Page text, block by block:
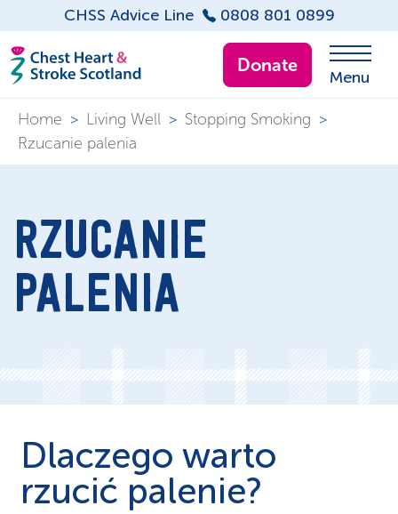
CHSS Advice Line 0808 801 0899
Donate
Menu
Home > Living Well > Stopping Smoking >
Rzucanie palenia
RZUCANIE
PALENIA
Dlaczego warto
rzucić palenie?